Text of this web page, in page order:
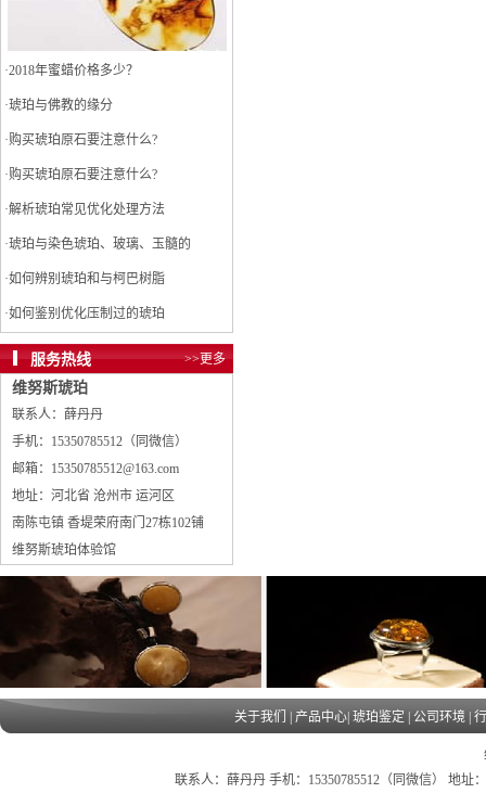
·2018年蜜蜡价格多少？
·琥珀与佛教的缘分
·购买琥珀原石要注意什么?
·购买琥珀原石要注意什么?
·解析琥珀常见优化处理方法
·琥珀与染色琥珀、玻璃、玉髓的
·如何辨别琥珀和与柯巴树脂
·如何鉴别优化压制过的琥珀
服务热线 >>更多
维努斯琥珀
联系人：薛丹丹
手机：15350785512（同微信）
邮箱：15350785512@163.com
地址：河北省 沧州市 运河区
南陈屯镇 香堤荣府南门27栋102铺
维努斯琥珀体验馆
关于我们 产品中心 琥珀鉴定 公司环境
联系人：薛丹丹 手机：15350785512（同微信） 地